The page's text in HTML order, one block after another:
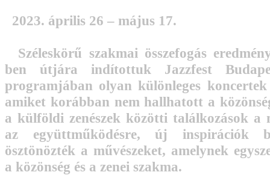
2023. április 26 – május 17.
Széleskörű szakmai összefogás
ben útjára indítottuk Jazzfest
programjában olyan különleges
amiket korábban nem hallhatott a
a külföldi zenészek közötti találkozások a
az együttműködésre, új inspirációk
ösztönözték a művészeket, amelynek
a közönség és a zenei szakma.